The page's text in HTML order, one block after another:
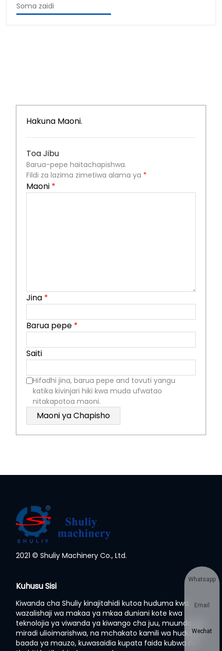
Soma zaidi
Hakuna Maoni.
Toa Jibu
Barua-pepe haitachapishwa.
Fildi za lazima zimetiwa alama ya *
Maoni *
Jina *
Barua pepe *
Saiti
Hifadhi jina, barua pepe and tovuti yangu
katika kivinjari hiki kwa muda ufwatao
nitakapotoa maoni.
2021 © Shuliy Machinery Co., Ltd.
Kuhusu Sisi
Kiwanda cha Shuliy kinajitahidi kutoa huduma kwa
wazalishaji wa makaa ya mkaa duniani kote kwa
teknolojia ya viwanda ya kiwango cha juu, muundo wa
miradi ulioimarishwa, na mchakato kamili wa huduma
baada ya mauzo, kuwasaidia kupata faida kubwa na
Whatsapp
Email
Wechat